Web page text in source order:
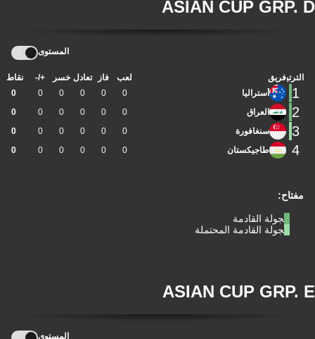
ASIAN CUP GRP. D
المستوى
مفتاح:
الجولة القادمة
الجولة القادمة المحتملة
الترتيبفريق لعب فاز تعادل خسر +/- نقاط
1 أستراليا 0
0
0
0
0
0
2 العراق 0
0
0
0
0
0
3 سنغافورة 0
0
0
0
0
0
4 طاجيكستان 0
0
0
0
0
0
ASIAN CUP GRP. E
المستوى